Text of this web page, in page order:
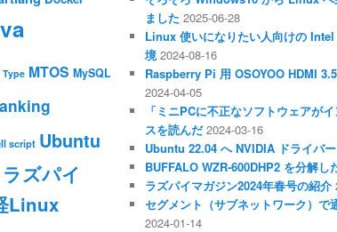
MTOS MySQL
script Ubuntu
ラズパイ
Linux
ました 2025-06-28
Linux 使いになりたい人向けの
境 2024-08-16
Raspberry Pi 用 OSOYOO HDMI
2024-04-05
「ミニPCに不正なソフトウェアが
スを読んだ 2024-03-16
Ubuntu 22.04 へ NVIDIA ドライバ
BUFFALO WZR-600DHP2 を分解し
ラズパイマガジン2024年春号の紹介
セグメント（サブネットワーク）で
2024-01-14